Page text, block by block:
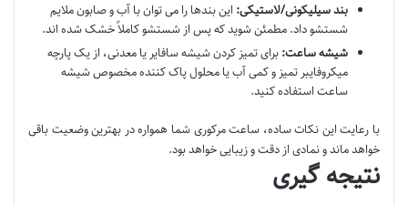
بند سیلیکونی/لاستیکی: این بندها را می توان با آب و صابون ملایم
شستشو داد. مطمئن شوید که پس از شستشو کاملاً خشک شده اند.
شیشه ساعت: برای تمیز کردن شیشه سافایر یا معدنی، از یک پارچه
میکروفایبر تمیز و کمی آب یا محلول پاک کننده مخصوص شیشه
ساعت استفاده کنید.
با رعایت این نکات ساده، ساعت مرکوری شما همواره در بهترین وضعیت باقی
خواهد ماند و نمادی از دقت و زیبایی خواهد بود.
نتیجه گیری